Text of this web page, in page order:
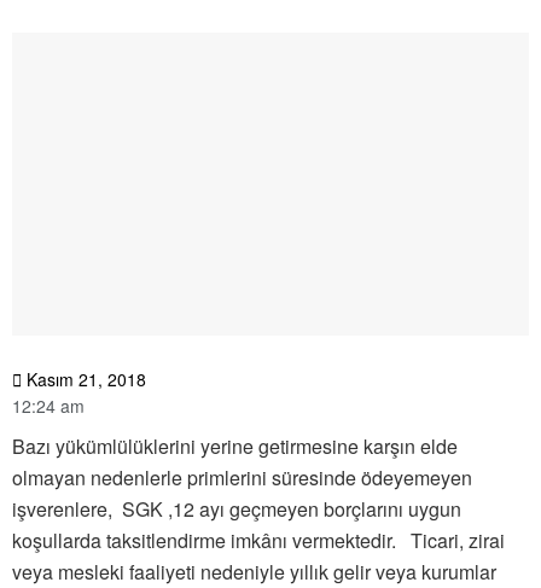
Kasım 21, 2018
12:24 am
Bazı yükümlülüklerini yerine getirmesine karşın elde
olmayan nedenlerle primlerini süresinde ödeyemeyen
işverenlere, SGK ,12 ayı geçmeyen borçlarını uygun
koşullarda taksitlendirme imkânı vermektedir. Ticari, zirai
veya mesleki faaliyeti nedeniyle yıllık gelir veya kurumlar